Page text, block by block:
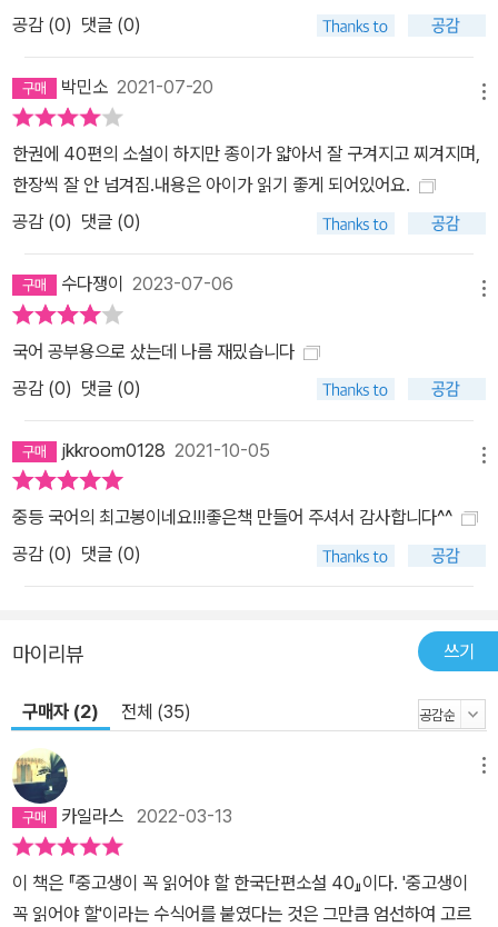
공감 (0) 댓글 (0)
박민소 2021-07-20
한권에 40편의 소설이 하지만 종이가 얇아서 잘 구겨지고 찌겨지며,
한장씩 잘 안 넘겨짐.내용은 아이가 읽기 좋게 되어있어요.
공감 (0) 댓글 (0)
수다쟁이 2023-07-06
국어 공부용으로 샀는데 나름 재밌습니다
공감 (0) 댓글 (0)
jkkroom0128 2021-10-05
중등 국어의 최고봉이네요!!!좋은책 만들어 주셔서 감사합니다^^
공감 (0) 댓글 (0)
마이리뷰 쓰기
구매자 (2) 전체 (35)
카일라스 2022-03-13
이 책은 『중고생이 꼭 읽어야 할 한국단편소설 40』이다. '중고생이
꼭 읽어야 할'이라는 수식어를 붙였다는 것은 그만큼 엄선하여 고르